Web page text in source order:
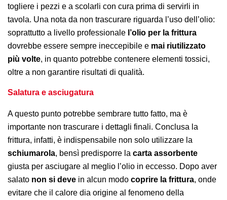
togliere i pezzi e a scolarli con cura prima di servirli in
tavola. Una nota da non trascurare riguarda l’uso dell’olio:
soprattutto a livello professionale l’olio per la frittura
dovrebbe essere sempre ineccepibile e mai riutilizzato
più volte, in quanto potrebbe contenere elementi tossici,
oltre a non garantire risultati di qualità.
Salatura e asciugatura
A questo punto potrebbe sembrare tutto fatto, ma è
importante non trascurare i dettagli finali. Conclusa la
frittura, infatti, è indispensabile non solo utilizzare la
schiumarola, bensì predisporre la carta assorbente
giusta per asciugare al meglio l’olio in eccesso. Dopo aver
salato non si deve in alcun modo coprire la frittura, onde
evitare che il calore dia origine al fenomeno della